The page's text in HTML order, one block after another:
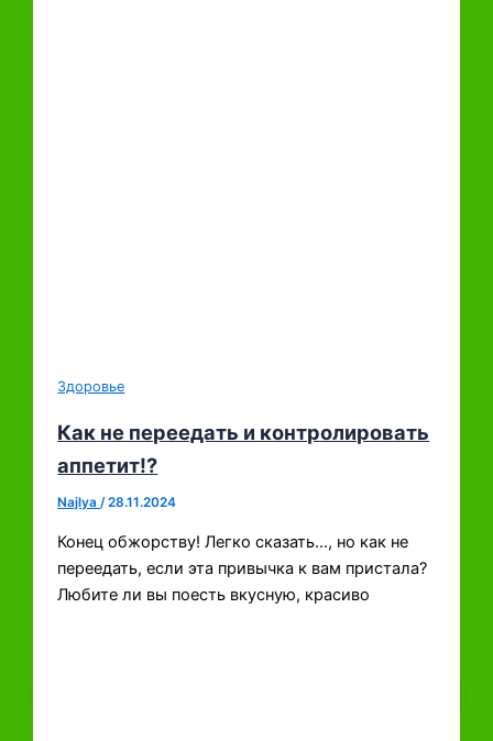
Здоровье
Как не переедать и контролировать
аппетит!?
Najlya/28.11.2024
Конец обжорству! Легко сказать…, но как не
переедать, если эта привычка к вам пристала?
Любите ли вы поесть вкусную, красиво